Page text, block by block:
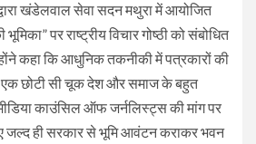
खंडेलवाल सेवा सदन मथुरा में आयोजित
पर राष्ट्रीय विचार गोष्ठी को संबोधित
कहा कि आधुनिक तकनीकी में पत्रकारों की
एक छोटी सी चूक देश और समाज के बहुत
काउंसिल ऑफ जर्नलिस्ट्स की मांग पर
जल्द ही सरकार से भूमि आवंटन कराकर भवन